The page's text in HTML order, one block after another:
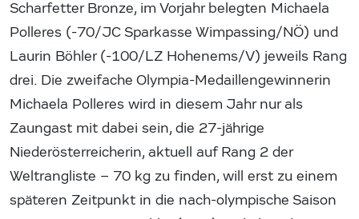
Scharfetter Bronze, im Vorjahr belegten Michaela
Polleres (-70/JC Sparkasse Wimpassing/NÖ) und
Laurin Böhler (-100/LZ Hohenems/V) jeweils Rang
drei. Die zweifache Olympia-Medaillengewinnerin
Michaela Polleres wird in diesem Jahr nur als
Zaungast mit dabei sein, die 27-jährige
Niederösterreicherin, aktuell auf Rang 2 der
Weltrangliste – 70 kg zu finden, will erst zu einem
späteren Zeitpunkt in die nach-olympische Saison